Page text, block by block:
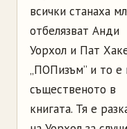
всички станаха
отбелязват Анди
Уорхол и Пат
„ПОПизъм” и то е
същественото в
книгата. Тя е